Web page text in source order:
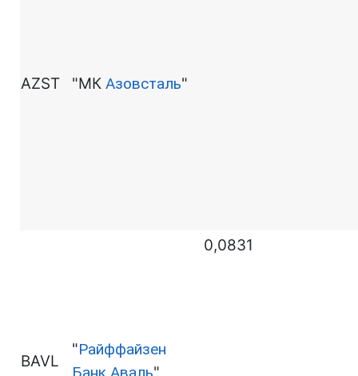
AZST "МК Азовсталь"
BAVL
"Райффайзен
0,0831